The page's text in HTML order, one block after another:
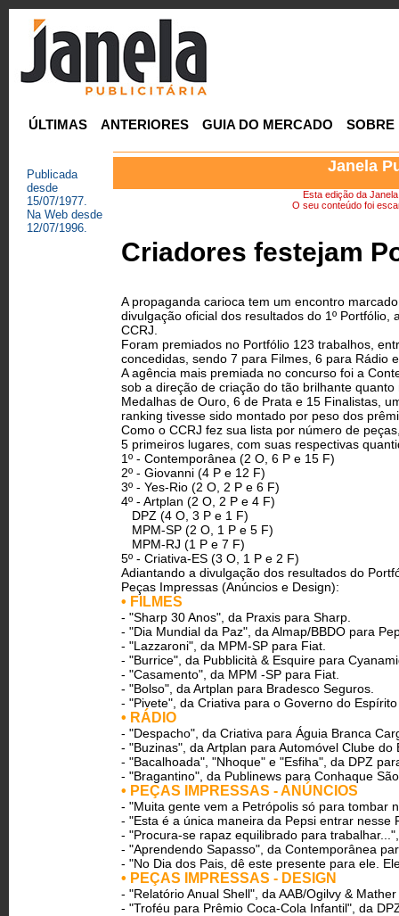
ÚLTIMAS ANTERIORES GUIA DO MERCADO SOBRE
Publicada
desde
15/07/1977.
Na Web desde
12/07/1996.
Janela
Esta edição da
O seu conteúdo foi
Criadores festejam
A propaganda carioca tem um encontro
divulgação oficial dos resultados do 1º
CCRJ.
Foram premiados no Portfólio 123 trabalhos,
concedidas, sendo 7 para Filmes, 6 para Rádio
A agência mais premiada no concurso foi a
sob a direção de criação do tão brilhante
Medalhas de Ouro, 6 de Prata e 15 Finalistas,
ranking tivesse sido montado por peso dos
Como o CCRJ fez sua lista por número de
5 primeiros lugares, com suas respectivas
1º - Contemporânea (2 O, 6 P e 15 F)
2º - Giovanni (4 P e 12 F)
3º - Yes-Rio (2 O, 2 P e 6 F)
4º - Artplan (2 O, 2 P e 4 F)
DPZ (4 O, 3 P e 1 F)
MPM-SP (2 O, 1 P e 5 F)
MPM-RJ (1 P e 7 F)
5º - Criativa-ES (3 O, 1 P e 2 F)
Adiantando a divulgação dos resultados do
Peças Impressas (Anúncios e Design):
• FILMES
- "Sharp 30 Anos", da Praxis para Sharp.
- "Dia Mundial da Paz", da Almap/BBDO para
- "Lazzaroni", da MPM-SP para Fiat.
- "Burrice", da Pubblicità & Esquire para
- "Casamento", da MPM -SP para Fiat.
- "Bolso", da Artplan para Bradesco Seguros.
- "Pivete", da Criativa para o Governo do
• RÁDIO
- "Despacho", da Criativa para Águia Branca
- "Buzinas", da Artplan para Automóvel Clube do
- "Bacalhoada", "Nhoque" e "Esfiha", da DPZ
- "Bragantino", da Publinews para Conhaque
• PEÇAS IMPRESSAS - ANÚNCIOS
- "Muita gente vem a Petrópolis só para tombar
- "Esta é a única maneira da Pepsi entrar nesse
- "Procura-se rapaz equilibrado para
- "Aprendendo Sapasso", da Contemporânea
- "No Dia dos Pais, dê este presente para ele.
• PEÇAS IMPRESSAS - DESIGN
- "Relatório Anual Shell", da AAB/Ogilvy & Mather
- "Troféu para Prêmio Coca-Cola Infantil", da